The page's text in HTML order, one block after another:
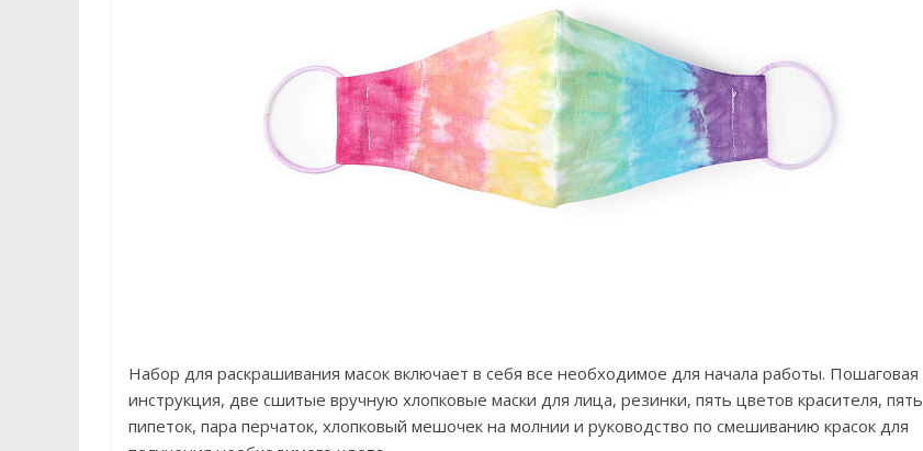
Набор для раскрашивания масок включает в себя все необходимое для начала работы. Пошаговая
инструкция, две сшитые вручную хлопковые маски для лица, резинки, пять цветов красителя, пять
пипеток, пара перчаток, хлопковый мешочек на молнии и руководство по смешиванию красок для